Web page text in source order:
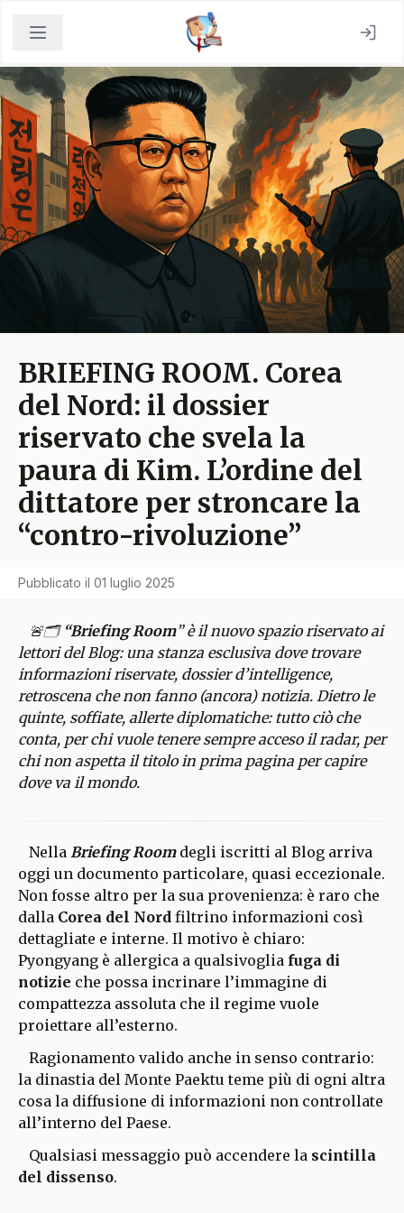
BRIEFING ROOM. Corea
del Nord: il dossier
riservato che svela la
paura di Kim. L’ordine del
dittatore per stroncare la
“contro-rivoluzione”
Pubblicato il 01 luglio 2025
🚨🗂️ “Briefing Room” è il nuovo spazio riservato ai
lettori del Blog: una stanza esclusiva dove trovare
informazioni riservate, dossier d’intelligence,
retroscena che non fanno (ancora) notizia. Dietro le
quinte, soffiate, allerte diplomatiche: tutto ciò che
conta, per chi vuole tenere sempre acceso il radar, per
chi non aspetta il titolo in prima pagina per capire
dove va il mondo.
Nella Briefing Roomdegli iscritti al Blog arriva
oggi un documento particolare, quasi eccezionale.
Non fosse altro per la sua provenienza: è raro che
dalla Corea del Nord filtrino informazioni così
dettagliate e interne. Il motivo è chiaro:
Pyongyang è allergica a qualsivoglia fuga di
notizie che possa incrinare l’immagine di
compattezza assoluta che il regime vuole
proiettare all’esterno.
Ragionamento valido anche in senso contrario:
la dinastia del Monte Paektu teme più di ogni altra
cosa la diffusione di informazioni non controllate
all’interno del Paese.
Qualsiasi messaggio può accendere la scintilla
del dissenso.